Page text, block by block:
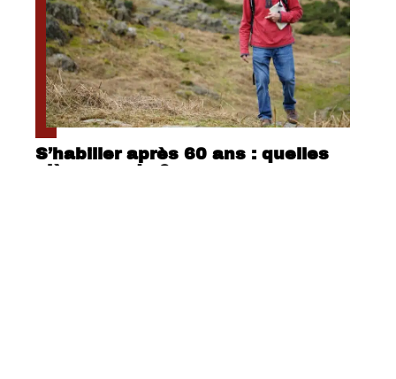
S’habiller après 60 ans : quelles
pièces mode ?